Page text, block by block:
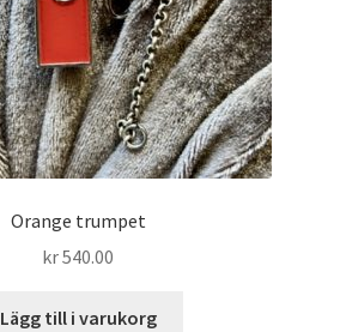
Orange trumpet
kr540.00
Lägg till i varukorg